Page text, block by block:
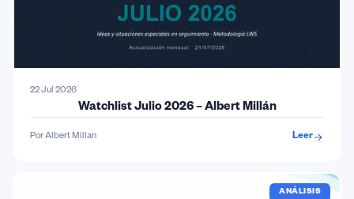
22 Jul 2026
Watchlist Julio 2026 – Albert Millán
Por Albert Millan Leer
ANÁLISIS